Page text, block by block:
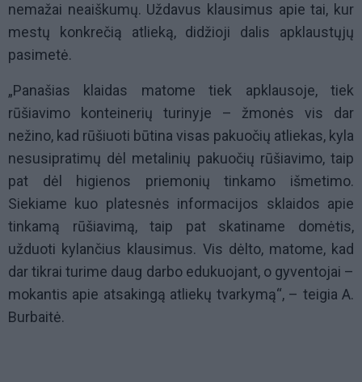
nemažai neaiškumų. Uždavus klausimus apie tai, kur
mestų konkrečią atlieką, didžioji dalis apklaustųjų
pasimetė.
„Panašias klaidas matome tiek apklausoje, tiek
rūšiavimo konteinerių turinyje – žmonės vis dar
nežino, kad rūšiuoti būtina visas pakuočių atliekas, kyla
nesusipratimų dėl metalinių pakuočių rūšiavimo, taip
pat dėl higienos priemonių tinkamo išmetimo.
Siekiame kuo platesnės informacijos sklaidos apie
tinkamą rūšiavimą, taip pat skatiname domėtis,
užduoti kylančius klausimus. Vis dėlto, matome, kad
dar tikrai turime daug darbo edukuojant, o gyventojai –
mokantis apie atsakingą atliekų tvarkymą“, – teigia A.
Burbaitė.